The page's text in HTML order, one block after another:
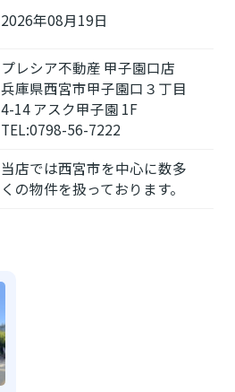
2026年08月19日
プレシア不動産 甲子園口店
兵庫県西宮市甲子園口３丁目
4-14 アスク甲子園 1F
TEL:0798-56-7222
当店では西宮市を中心に数多
くの物件を扱っております。